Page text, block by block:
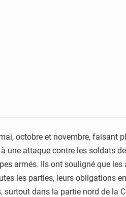
octobre et novembre,
une attaque contre les soldats
armés. Ils ont souligné que
les parties, leurs obligations
dans la partie nord de la